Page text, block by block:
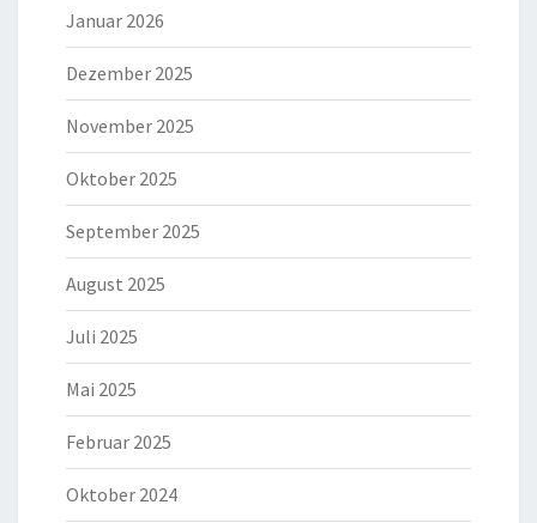
Januar 2026
Dezember 2025
November 2025
Oktober 2025
September 2025
August 2025
Juli 2025
Mai 2025
Februar 2025
Oktober 2024